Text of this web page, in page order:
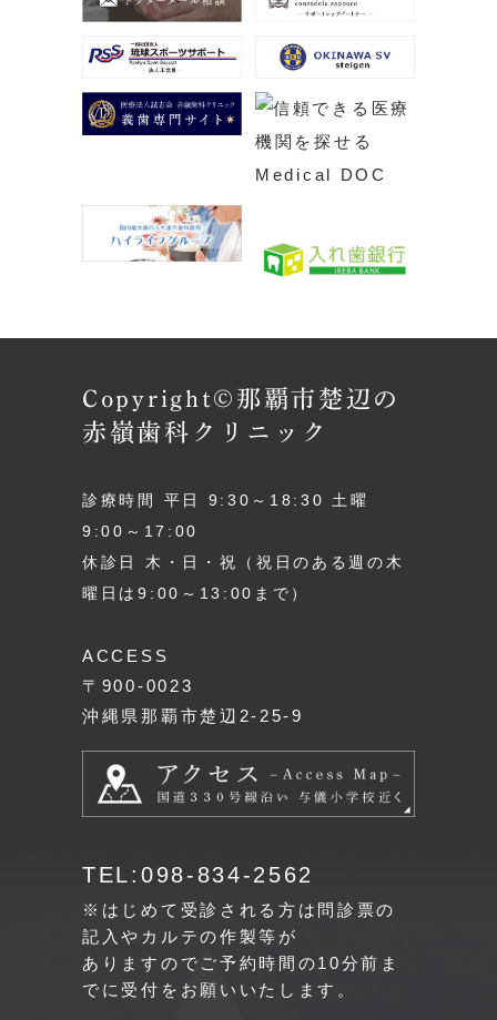
Copyright©那覇市楚辺の
赤嶺歯科クリニック
診療時間 平日 9:30～18:30 土曜
9:00～17:00
休診日 木・日・祝（祝日のある週の木
曜日は9:00～13:00まで）
ACCESS
〒900-0023
沖縄県那覇市楚辺2-25-9
TEL:098-834-2562
※はじめて受診される方は問診票の
記入やカルテの作製等が
ありますのでご予約時間の10分前ま
でに受付をお願いいたします。